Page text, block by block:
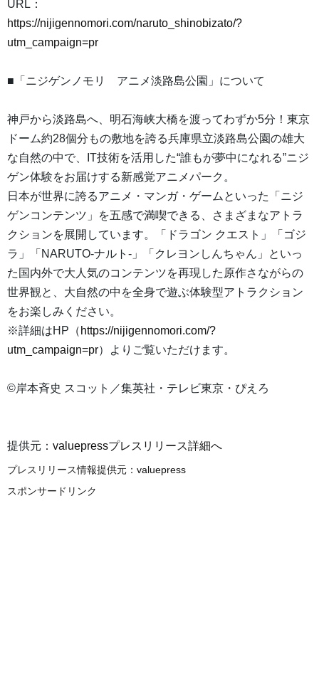
URL：
https://nijigennomori.com/naruto_shinobizato/?
utm_campaign=pr
■「ニジゲンノモリ アニメ淡路島公園」について
神戸から淡路島へ、明石海峡大橋を渡ってわずか5分！東京
ドーム約28個分もの敷地を誇る兵庫県立淡路島公園の雄大
な自然の中で、IT技術を活用した“誰もが夢中になれる”ニジ
ゲン体験をお届けする新感覚アニメパーク。
日本が世界に誇るアニメ・マンガ・ゲームといった「ニジ
ゲンコンテンツ」を五感で満喫できる、さまざまなアトラ
クションを展開しています。「ドラゴン クエスト」「ゴジ
ラ」「NARUTO-ナルト-」「クレヨンしんちゃん」といっ
た国内外で大人気のコンテンツを再現した原作さながらの
世界観と、大自然の中を全身で遊ぶ体験型アトラクション
をお楽しみください。
※詳細はHP（ https://nijigennomori.com/?
utm_campaign=pr）よりご覧いただけます。
©岸本斉史 スコット／集英社・テレビ東京・ぴえろ
提供元： valuepressプレスリリース詳細へ
プレスリリース情報提供元： valuepress
スポンサードリンク